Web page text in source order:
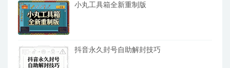
小丸工具箱全新重制版
抖音永久封号自助解封技巧